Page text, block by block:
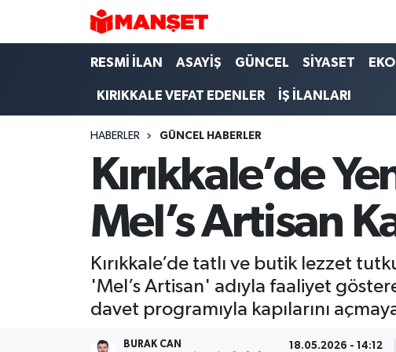
RESMİ İLAN ASAYİŞ GÜNCEL SİYASET
KIRIKKALE VEFAT EDENLER İŞ İLANLARI
HABERLER GÜNCEL HABERLER
Kırıkkale’de
Mel’s Artisan
Kırıkkale’de tatlı ve butik lezzet
'Mel’s Artisan' adıyla faaliyet
davet programıyla kapılarını
BURAK CAN 18.05.2026 - 14:12
Hava Durumu
Trafik Durumu
Süper Lig Puan Durumu ve Fikstür
Tüm Manşetler
Son Dakika Haberleri
Haber Arşivi